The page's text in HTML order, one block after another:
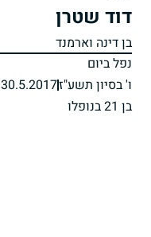
דוד שטרן
בן דינה וארמנד
נפל ביום
ו' בסיון תשע"ז30.5.2017
בן 21 בנופלו